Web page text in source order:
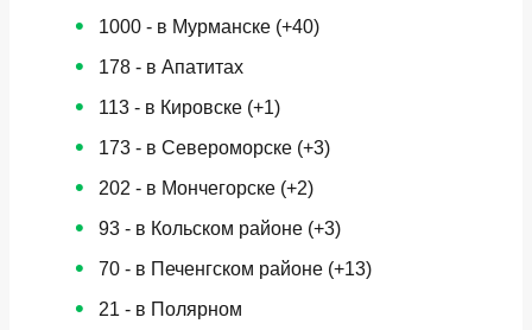
1000 - в Мурманске (+40)
178 - в Апатитах
113 - в Кировске (+1)
173 - в Североморске (+3)
202 - в Мончегорске (+2)
93 - в Кольском районе (+3)
70 - в Печенгском районе (+13)
21 - в Полярном